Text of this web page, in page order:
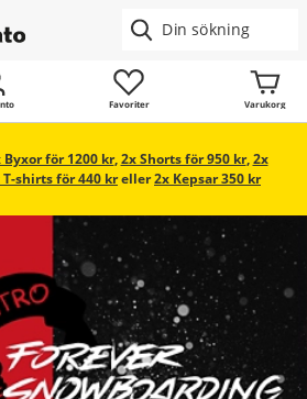
Favoriter Varukorg
Byxor för 1200 kr,2x Shorts för 950 kr,2x
T-shirts för 440 kreller2x Kepsar 350 kr